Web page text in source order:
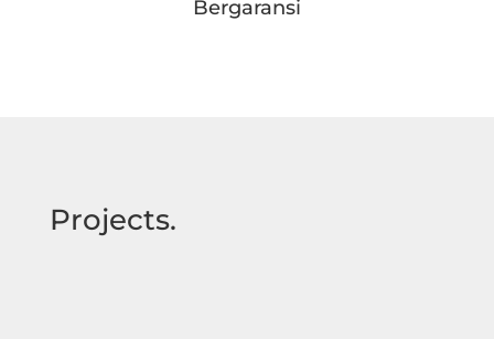
Bergaransi
Projects.